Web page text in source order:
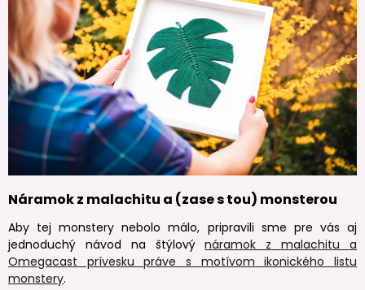
Náramok z malachitu a (zase s tou) monsterou
Aby tej monstery nebolo málo, pripravili sme pre vás aj
jednoduchý návod na štýlovýnáramok z malachitu a
Omegacast prívesku práve s motívom ikonického listu
monstery.